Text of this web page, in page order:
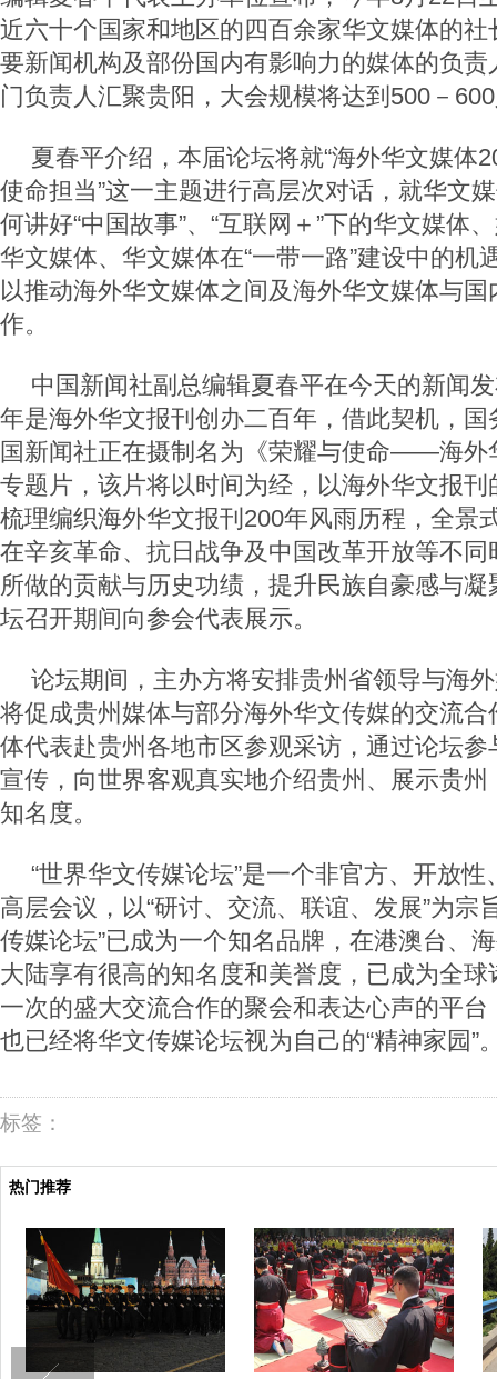
近六十个国家和地区的四百余家华文媒体的
要新闻机构及部份国内有影响力的媒体的负
门负责人汇聚贵阳，大会规模将达到500－
夏春平介绍，本届论坛将就“海外华文媒体
使命担当”这一主题进行高层次对话，就华文
何讲好“中国故事”、“互联网＋”下的华文媒体
华文媒体、华文媒体在“一带一路”建设中的机
以推动海外华文媒体之间及海外华文媒体与
作。
中国新闻社副总编辑夏春平在今天的新闻
年是海外华文报刊创办二百年，借此契机，
国新闻社正在摄制名为《荣耀与使命——海外
专题片，该片将以时间为经，以海外华文报
梳理编织海外华文报刊200年风雨历程，全景
在辛亥革命、抗日战争及中国改革开放等不
所做的贡献与历史功绩，提升民族自豪感与
坛召开期间向参会代表展示。
论坛期间，主办方将安排贵州省领导与海
将促成贵州媒体与部分海外华文传媒的交流
体代表赴贵州各地市区参观采访，通过论坛
宣传，向世界客观真实地介绍贵州、展示贵
知名度。
“世界华文传媒论坛”是一个非官方、开放
高层会议，以“研讨、交流、联谊、发展”为宗
传媒论坛”已成为一个知名品牌，在港澳台、
大陆享有很高的知名度和美誉度，已成为全
一次的盛大交流合作的聚会和表达心声的平
也已经将华文传媒论坛视为自己的“精神家园”
标签：
热门推荐